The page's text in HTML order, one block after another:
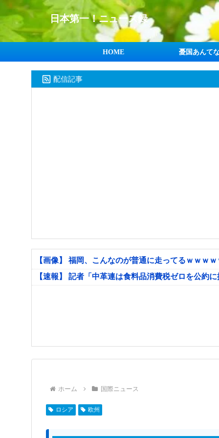
日本第一！ニュース録
HOME 憂国あんて
配信記事
【画像】 福岡、こんなのが普通に走ってるｗｗｗ
【速報】 記者「中革連は食料品消費税ゼロを公約
ホーム 国際ニュース
ロシア 欧州